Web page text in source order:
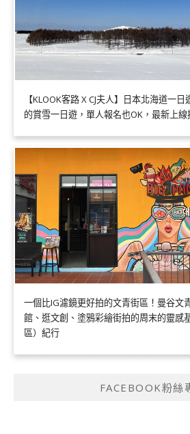
【KLOOK客路 X CJ夫人】日本北海道一
的賞雪一日遊，單人報名也OK，最新上
一個比IG濾鏡更好拍的文青街區！曼谷文
館、逛文創、塗鴉彩繪街拍的周末的靈感
區）紀行
FACEBOOK粉絲